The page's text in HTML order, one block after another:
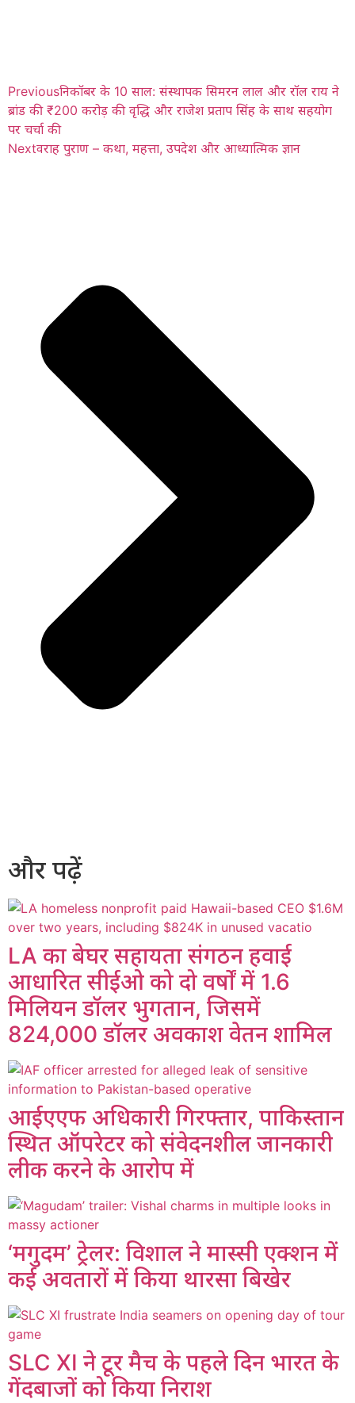
Previousनिकॉबर के 10 साल: संस्थापक सिमरन लाल और रॉल राय ने
ब्रांड की ₹200 करोड़ की वृद्धि और राजेश प्रताप सिंह के साथ सहयोग
पर चर्चा की
Nextवराह पुराण – कथा, महत्ता, उपदेश और आध्यात्मिक ज्ञान
और पढ़ें
LA का बेघर सहायता संगठन हवाई
आधारित सीईओ को दो वर्षों में 1.6
मिलियन डॉलर भुगतान, जिसमें
824,000 डॉलर अवकाश वेतन शामिल
आईएएफ अधिकारी गिरफ्तार, पाकिस्तान
स्थित ऑपरेटर को संवेदनशील जानकारी
लीक करने के आरोप में
‘मगुदम’ ट्रेलर: विशाल ने मास्सी एक्शन में
कई अवतारों में किया थारसा बिखेर
SLC XI ने टूर मैच के पहले दिन भारत के
गेंदबाजों को किया निराश